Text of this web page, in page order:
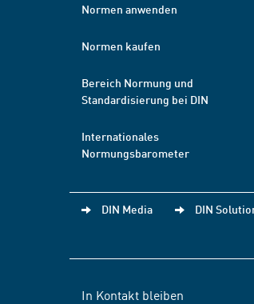
Normen anwenden
Normen kaufen
Bereich Normung und
Standardisierung bei DIN
Internationales
Normungsbarometer
DIN Media DIN
In Kontakt bleiben